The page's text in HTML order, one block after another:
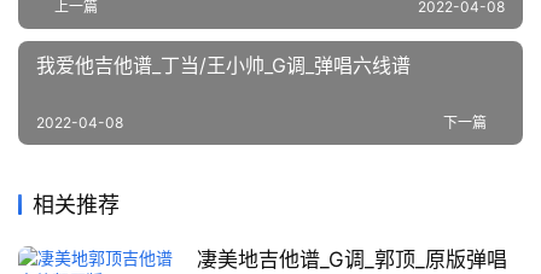
上一篇 2022-04-08
我爱他吉他谱_丁当/王小帅_G调_弹唱六线谱
下一篇
2022-04-08
相关推荐
凄美地吉他谱_G调_郭顶_原版弹唱